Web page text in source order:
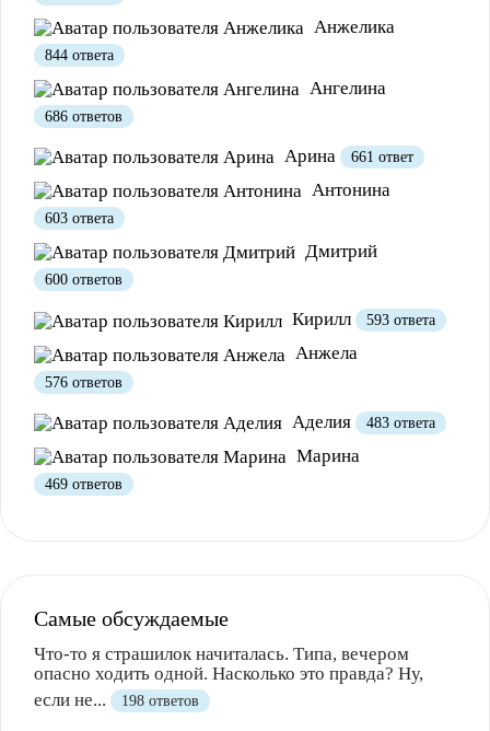
Анжелика
844 ответа
Ангелина
686 ответов
Арина 661 ответ
Антонина
603 ответа
Дмитрий
600 ответов
Кирилл 593 ответа
Анжела
576 ответов
Аделия 483 ответа
Марина
469 ответов
Самые обсуждаемые
Что-то я страшилок начиталась. Типа, вечером
опасно ходить одной. Насколько это правда? Ну,
если не...
198 ответов